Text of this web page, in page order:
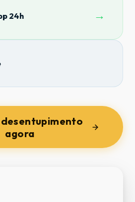
24h →
agora